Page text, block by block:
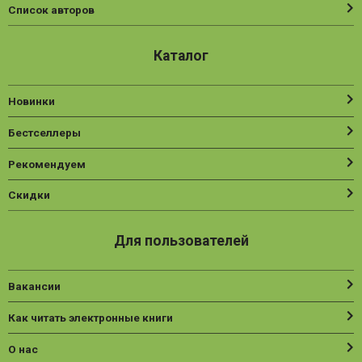
Список авторов
Каталог
Новинки
Бестселлеры
Рекомендуем
Скидки
Для пользователей
Вакансии
Как читать электронные книги
О нас